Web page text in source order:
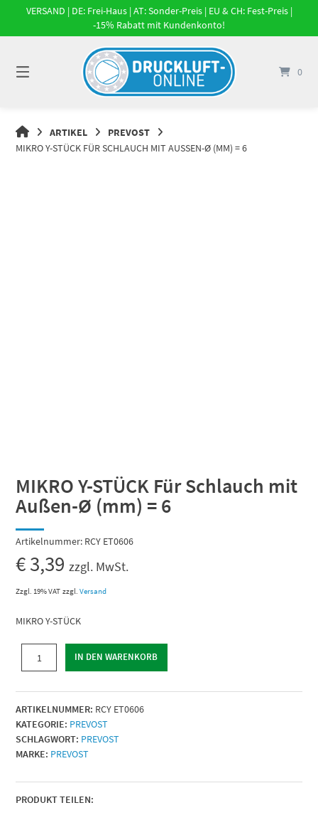
Springe
Inhalt
VERSAND | DE: Frei-Haus | AT: Sonder-Preis | EU & CH: Fest-Preis |
-15% Rabatt mit Kundenkonto!
0
DRUCKLUFT-
ONLINE
ARTIKEL
PREVOST
MIKRO Y-STÜCK FÜR SCHLAUCH MIT AUSSEN-Ø (MM) = 6
MIKRO Y-STÜCK Für Schlauch mit
Außen-Ø (mm) = 6
Artikelnummer: RCY ET0606
€3,39 zzgl. MwSt.
Zzgl. 19% VAT zzgl.Versand
MIKRO Y-STÜCK
Für
Schlauch
mit
Außen-
Ø
=
6
IN DEN WARENKORB
ARTIKELNUMMER: RCY ET0606
KATEGORIE: PREVOST
SCHLAGWORT: PREVOST
MARKE: PREVOST
PRODUKT TEILEN: